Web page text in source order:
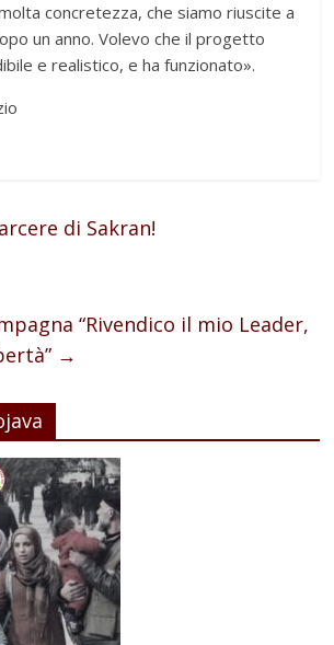
concretezza, che siamo riuscite a
un anno. Volevo che il progetto
e realistico, e ha funzionato».
di Sakran!
“Rivendico il mio Leader,
→